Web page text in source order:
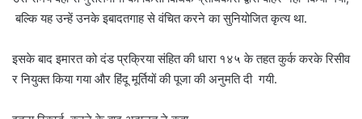
बल्कि यह उन्हें उनके इबादतगाह से वंचित करने का सुनियोजित कृत्य था.
इसके बाद इमारत को दंड प्रक्रिया संहित की धारा १४५ के तहत कुर्क करके रिसीव
र नियुक्त किया गया और हिंदू मूर्तियों की पूजा की अनुमति दी गयी.